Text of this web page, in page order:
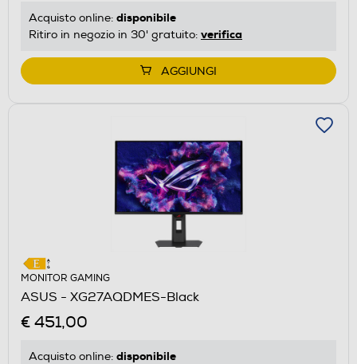
Acquisto online: disponibile
Ritiro in negozio in 30' gratuito: verifica
AGGIUNGI
MONITOR GAMING
ASUS - XG27AQDMES-Black
€ 451,00
Acquisto online: disponibile